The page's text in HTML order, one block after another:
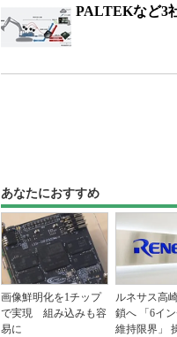
PALTEKなど3
あなたにおすすめ
画像鮮明化を1チップ
で実現 組み込みも容
易に
ルネサス高
鎖へ 「6イ
維持限界」